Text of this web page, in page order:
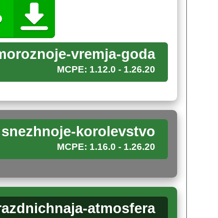
пушистым и невесомым пухом. Деревни и
лес.
под ногами, которые добавляют реализма
создавая сложившуюся картину
в волшебную снежную страну. Покрытые
зимних каникулах.
vremja-goda
MCPE: 1.12.0 - 1.26.20
snezhnoje-korolevstvo
MCPE: 1.16.0 - 1.26.20
atmosfera